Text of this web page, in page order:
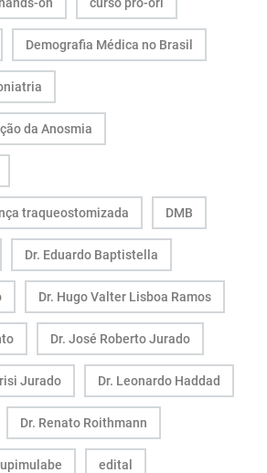
Demografia Médica no Brasil
da Anosmia
traqueostomizada DMB
Dr. Eduardo Baptistella
Dr. Hugo Valter Lisboa Ramos
Dr. José Roberto Jurado
Jurado Dr. Leonardo Haddad
Dr. Renato Roithmann
edital